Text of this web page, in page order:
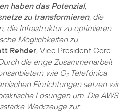
haben das Potenzial,
zu transformieren, die
die Infrastruktur zu optimieren
Möglichkeiten zu
Rehder, Vice President Core
die enge Zusammenarbeit
wie O2Telefónica
Einrichtungen setzen wir
Lösungen um. Die AWS-
Werkzeuge zur